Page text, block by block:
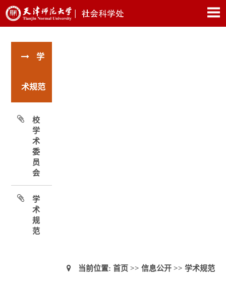
学
术规范
校
学
术
委
员
会
学
术
规
范
当前位置: 首页 >> 信息公开>> 学术规范